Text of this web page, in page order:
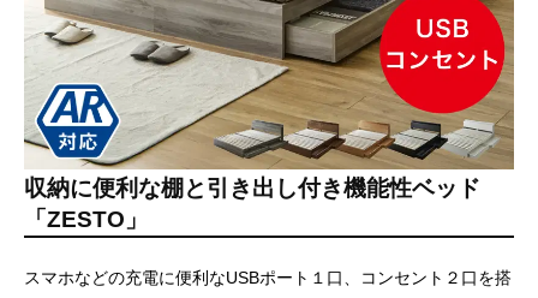
収納に便利な棚と引き出し付き機能性ベッド
「ZESTO」
スマホなどの充電に便利なUSBポート１口、コンセント２口を搭